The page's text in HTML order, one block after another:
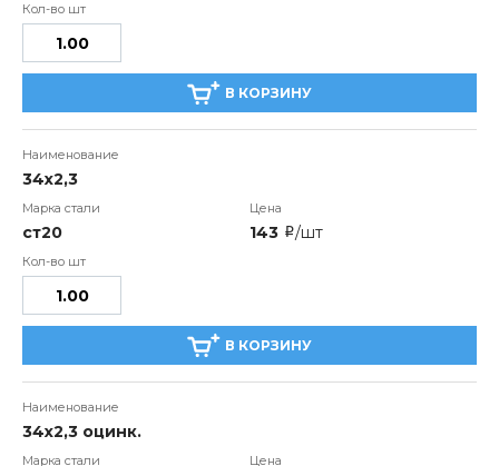
В КОРЗИНУ
34x2,3
ст20 143 i/шт
В КОРЗИНУ
34x2,3 оцинк.